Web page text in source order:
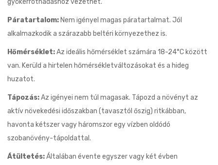
gyökérrothadáshoz vezethet.
Páratartalom: Nem igényel magas páratartalmat. Jól
alkalmazkodik a szárazabb beltéri környezethez is.
Hőmérséklet:Az ideális hőmérséklet számára 18-24°C között
van. Kerüld a hirtelen hőmérsékletváltozásokat és a hideg
huzatot.
Tápozás:Az igényei nem túl magasak. Tápozd a növényt az
aktív növekedési időszakban (tavasztól őszig) ritkábban,
havonta kétszer vagy háromszor egy vízben oldódó
szobanövény-tápoldattal.
Átültetés:Általában évente egyszer vagy két évben